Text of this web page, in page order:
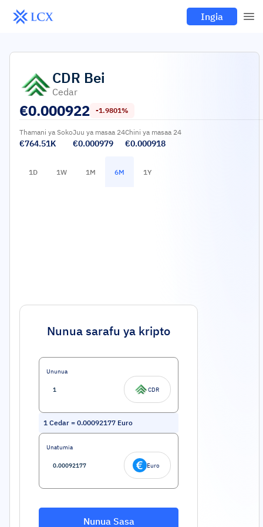
Ingia
CDR Bei
Cedar
€0.000922 -1.9801%
Thamani ya Soko
€764.51K
Juu ya masaa 24
€0.000979
Chini ya masaa 24
€0.000918
1D 1W 1M 6M 1Y
Nunua sarafu ya kripto
Ununua
CDR
1 Cedar = 0.00092177 Euro
Unatumia
Euro
Nunua Sasa